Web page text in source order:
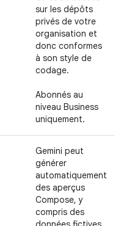
sur les dépôts
privés de votre
organisation et
donc conformes
à son style de
codage.
Abonnés au
niveau Business
uniquement.
Gemini peut
générer
automatiquement
des aperçus
Compose, y
compris des